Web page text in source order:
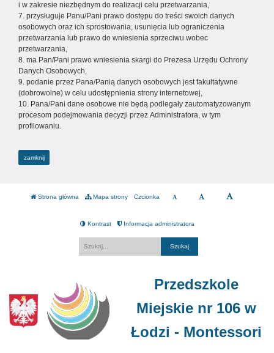
i w zakresie niezbędnym do realizacji celu przetwarzania,
7. przysługuje Panu/Pani prawo dostępu do treści swoich danych
osobowych oraz ich sprostowania, usunięcia lub ograniczenia
przetwarzania lub prawo do wniesienia sprzeciwu wobec
przetwarzania,
8. ma Pan/Pani prawo wniesienia skargi do Prezesa Urzędu Ochrony
Danych Osobowych,
9. podanie przez Pana/Panią danych osobowych jest fakultatywne
(dobrowolne) w celu udostępnienia strony internetowej,
10. Pana/Pani dane osobowe nie będą podlegały zautomatyzowanym
procesom podejmowania decyzji przez Administratora, w tym
profilowaniu.
zamknij
Strona główna Mapa strony Czcionka
Kontrast Informacja administratora
Przedszkole
Miejskie nr 106 w
Łodzi - Montessori